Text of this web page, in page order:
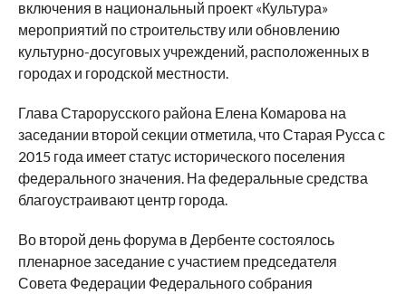
включения в национальный проект «Культура»
мероприятий по строительству или обновлению
культурно-досуговых учреждений, расположенных в
городах и городской местности.
Глава Старорусского района Елена Комарова на
заседании второй секции отметила, что Старая Русса с
2015 года имеет статус исторического поселения
федерального значения. На федеральные средства
благоустраивают центр города.
Во второй день форума в Дербенте состоялось
пленарное заседание с участием председателя
Совета Федерации Федерального собрания